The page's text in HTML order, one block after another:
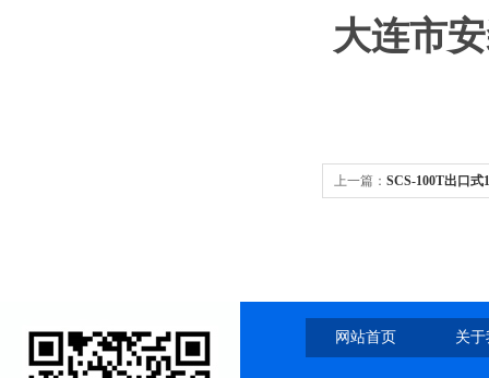
大连市
上一篇： SCS-100T出口式
网站首页 关